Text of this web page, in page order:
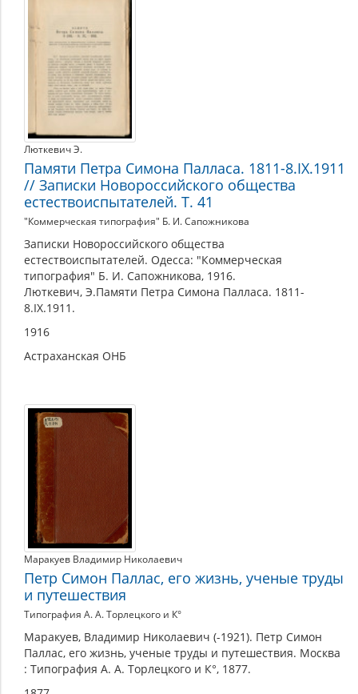
Люткевич Э.
Памяти Петра Симона Палласа. 1811-8.IX.1911
// Записки Новороссийского общества
естествоиспытателей. Т. 41
"Коммерческая типография" Б. И. Сапожникова
Записки Новороссийского общества
естествоиспытателей. Одесса: "Коммерческая
типография" Б. И. Сапожникова, 1916.
Люткевич, Э.Памяти Петра Симона Палласа. 1811-
8.IX.1911.
1916
Астраханская ОНБ
Маракуев Владимир Николаевич
Петр Симон Паллас, его жизнь, ученые труды
и путешествия
Типография А. А. Торлецкого и К°
Маракуев, Владимир Николаевич (-1921). Петр Симон
Паллас, его жизнь, ученые труды и путешествия. Москва
: Типография А. А. Торлецкого и К°, 1877.